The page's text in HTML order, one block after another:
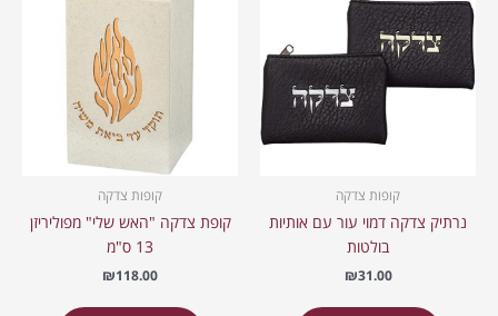
קופות צדקה
נרתיק צדקה דמוי עור עם אותיות
בולטות
₪31.00
קופות צדקה
קופת צדקה "האש שלי" מפוליריזן
13 ס"מ
₪118.00